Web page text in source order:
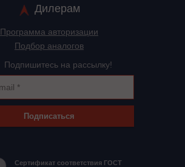
Дилерам
Программа авторизации
Подбор аналогов
Подпишитесь на рассылку!
Подписаться
Сертификат соответствия ГОСТ